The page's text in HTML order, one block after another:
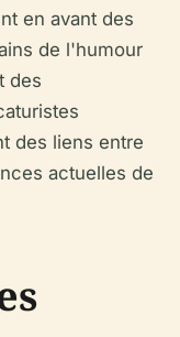
en avant des
de l'humour
des
des liens entre
actuelles de